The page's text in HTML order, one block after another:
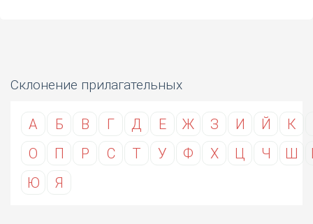
Склонение прилагательных
А Б В Г Д Е Ж З И Й К
О
П Р С Т У Ф Х Ц Ч Ш
Ю
Я